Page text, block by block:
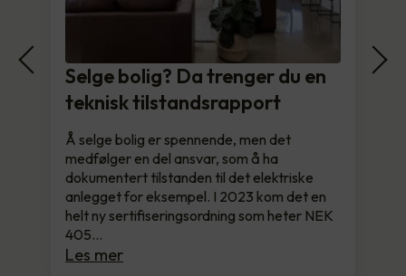
Selge bolig? Da trenger du en
teknisk tilstandsrapport
Å selge bolig er spennende, men det
medfølger en del ansvar, som å ha
dokumentert tilstanden til det elektriske
anlegget for eksempel. I 2023 kom det en
helt ny sertifiseringsordning som heter NEK
405…
Les mer